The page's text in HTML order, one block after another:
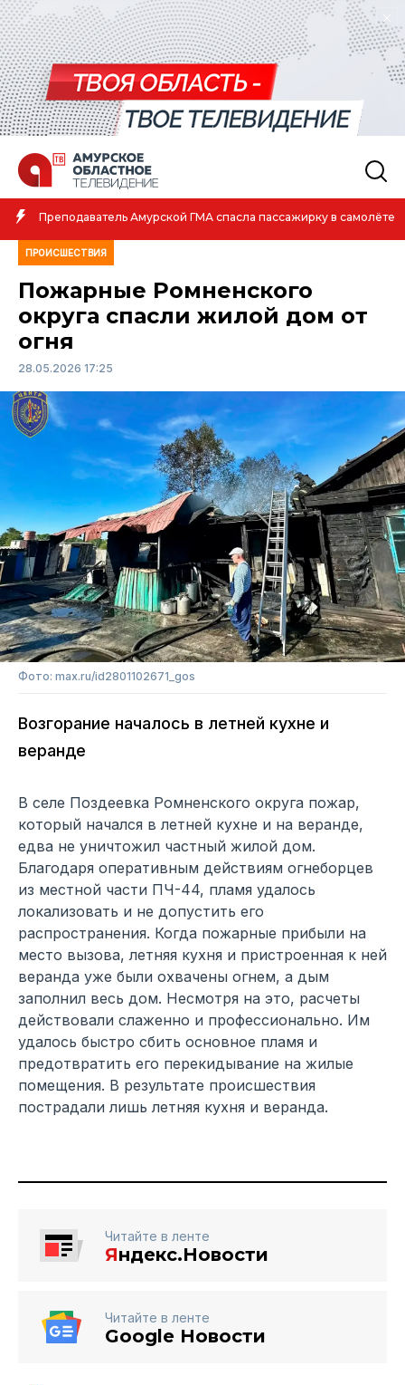
самолёте
Амурская спортсменка выиграла первенство
атлетике
ПРОИСШЕСТВИЯ
Пожарные Ромненского
округа спасли жилой дом от
огня
28.05.2026 17:25
Фото: max.ru/id2801102671_gos
Возгорание началось в летней кухне и
веранде
В селе Поздеевка Ромненского округа пожар,
который начался в летней кухне и на веранде,
едва не уничтожил частный жилой дом.
Благодаря оперативным действиям огнеборцев
из местной части ПЧ-44, пламя удалось
локализовать и не допустить его
распространения. Когда пожарные прибыли на
место вызова, летняя кухня и пристроенная к ней
веранда уже были охвачены огнем, а дым
заполнил весь дом. Несмотря на это, расчеты
действовали слаженно и профессионально. Им
удалось быстро сбить основное пламя и
предотвратить его перекидывание на жилые
помещения. В результате происшествия
пострадали лишь летняя кухня и веранда.
Читайте в ленте
Яндекс.Новости
Читайте в ленте
Google Новости